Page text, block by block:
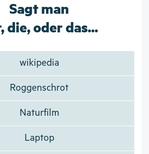
Sagt man
die, oder das...
wikipedia
Roggenschrot
Naturfilm
Laptop